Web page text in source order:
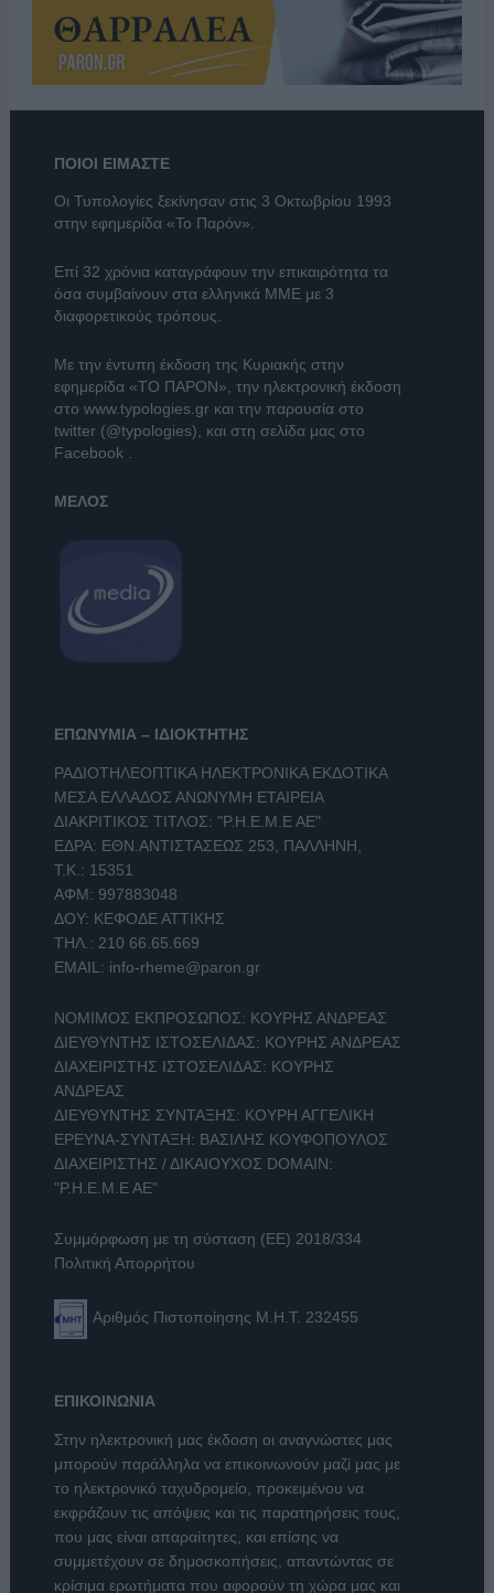
ΠΟΙΟΙ ΕΙΜΑΣΤΕ
Οι Τυπολογίες ξεκίνησαν στις 3 Οκτωβρίου 1993
στην εφημερίδα «Το Παρόν».
Επί 32 χρόνια καταγράφουν την επικαιρότητα τα
όσα συμβαίνουν στα ελληνικά ΜΜΕ με 3
διαφορετικούς τρόπους.
Με την έντυπη έκδοση της Κυριακής στην
εφημερίδα «ΤΟ ΠΑΡΟΝ» , την ηλεκτρονική έκδοση
στο www.typologies.grκαι την παρουσία στο
twitter (@typologies) , και στη σελίδα μας στο
Facebook
ΜΕΛΟΣ
ΕΠΩΝΥΜΙΑ – ΙΔΙΟΚΤΗΤΗΣ
ΡΑΔΙΟΤΗΛΕΟΠΤΙΚΑ ΗΛΕΚΤΡΟΝΙΚΑ ΕΚΔΟΤΙΚΑ
ΜΕΣΑ ΕΛΛΑΔΟΣ ΑΝΩΝΥΜΗ ΕΤΑΙΡΕΙΑ
ΔΙΑΚΡΙΤΙΚΟΣ ΤΙΤΛΟΣ: "Ρ.Η.Ε.Μ.Ε ΑΕ"
ΕΔΡΑ: ΕΘΝ.ΑΝΤΙΣΤΑΣΕΩΣ 253, ΠΑΛΛΗΝΗ,
Τ.Κ.: 15351
ΑΦΜ: 997883048
ΔΟΥ: ΚΕΦΟΔΕ ΑΤΤΙΚΗΣ
ΤΗΛ.: 210 66.65.669
EMAIL: info-rheme@paron.gr
ΝΟΜΙΜΟΣ ΕΚΠΡΟΣΩΠΟΣ: ΚΟΥΡΗΣ ΑΝΔΡΕΑΣ
ΔΙΕΥΘΥΝΤΗΣ ΙΣΤΟΣΕΛΙΔΑΣ: ΚΟΥΡΗΣ ΑΝΔΡΕΑΣ
ΔΙΑΧΕΙΡΙΣΤΗΣ ΙΣΤΟΣΕΛΙΔΑΣ: ΚΟΥΡΗΣ
ΑΝΔΡΕΑΣ
ΔΙΕΥΘΥΝΤΗΣ ΣΥΝΤΑΞΗΣ: ΚΟΥΡΗ ΑΓΓΕΛΙΚΗ
ΕΡΕΥΝΑ-ΣΥΝΤΑΞΗ: ΒΑΣΙΛΗΣ ΚΟΥΦΟΠΟΥΛΟΣ
ΔΙΑΧΕΙΡΙΣΤΗΣ / ΔΙΚΑΙΟΥΧΟΣ DOMAIN:
"Ρ.Η.Ε.Μ.Ε ΑΕ"
Συμμόρφωση με τη σύσταση (ΕΕ) 2018/334
Πολιτική Απορρήτου
Αριθμός Πιστοποίησης Μ.Η.Τ. 232455
ΕΠΙΚΟΙΝΩΝΙΑ
Στην ηλεκτρονική μας έκδοση οι αναγνώστες μας
μπορούν παράλληλα να επικοινωνούν μαζί μας με
το ηλεκτρονικό ταχυδρομείο, προκειμένου να
εκφράζουν τις απόψεις και τις παρατηρήσεις τους,
που μας είναι απαραίτητες, και επίσης να
συμμετέχουν σε δημοσκοπήσεις, απαντώντας σε
κρίσιμα ερωτήματα που αφορούν τη χώρα μας και